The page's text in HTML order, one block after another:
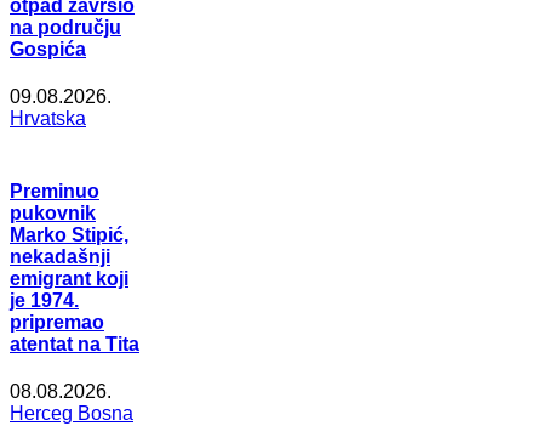
otpad završio
na području
Gospića
09.08.2026.
Hrvatska
Preminuo
pukovnik
Marko Stipić,
nekadašnji
emigrant koji
je 1974.
pripremao
atentat na Tita
08.08.2026.
Herceg Bosna